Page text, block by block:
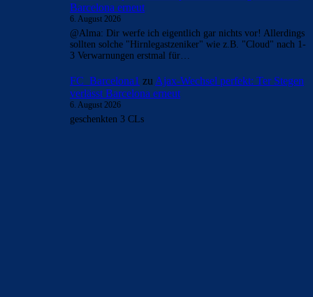
Barcelona erneut
6. August 2026
@Alma: Dir werfe ich eigentlich gar nichts vor! Allerdings
sollten solche "Hirnlegastzeniker" wie z.B. "Cloud" nach 1-
3 Verwarnungen erstmal für…
FC_Barcelona1 zu Ajax-Wechsel perfekt: Ter Stegen
verlässt Barcelona erneut
6. August 2026
geschenkten 3 CLs